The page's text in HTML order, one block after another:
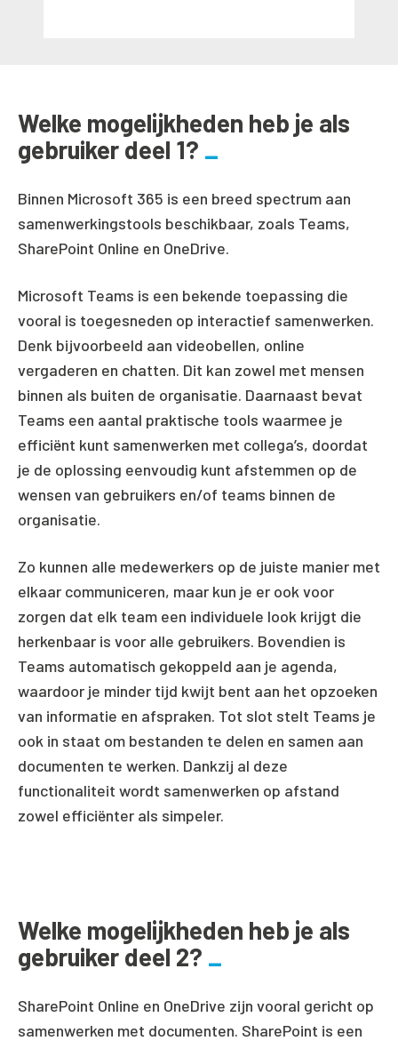
Welke mogelijkheden heb je als
gebruiker deel 1?
Binnen Microsoft 365 is een breed spectrum aan
samenwerkingstools beschikbaar, zoals Teams,
SharePoint Online en OneDrive.
Microsoft Teams is een bekende toepassing die
vooral is toegesneden op interactief samenwerken.
Denk bijvoorbeeld aan videobellen, online
vergaderen en chatten. Dit kan zowel met mensen
binnen als buiten de organisatie. Daarnaast bevat
Teams een aantal praktische tools waarmee je
efficiënt kunt samenwerken met collega’s, doordat
je de oplossing eenvoudig kunt afstemmen op de
wensen van gebruikers en/of teams binnen de
organisatie.
Zo kunnen alle medewerkers op de juiste manier met
elkaar communiceren, maar kun je er ook voor
zorgen dat elk team een individuele look krijgt die
herkenbaar is voor alle gebruikers. Bovendien is
Teams automatisch gekoppeld aan je agenda,
waardoor je minder tijd kwijt bent aan het opzoeken
van informatie en afspraken. Tot slot stelt Teams je
ook in staat om bestanden te delen en samen aan
documenten te werken. Dankzij al deze
functionaliteit wordt samenwerken op afstand
zowel efficiënter als simpeler.
Welke mogelijkheden heb je als
gebruiker deel 2?
SharePoint Online en OneDrive zijn vooral gericht op
samenwerken met documenten. SharePoint is een